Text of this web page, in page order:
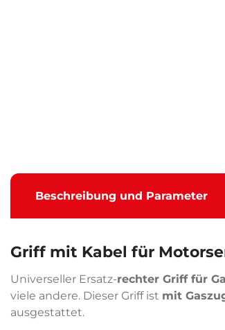
Beschreibung und Parameter
Griff mit Kabel für
Universeller Ersatz-rechter Griff für
viele andere. Dieser Griff ist mit
ausgestattet.